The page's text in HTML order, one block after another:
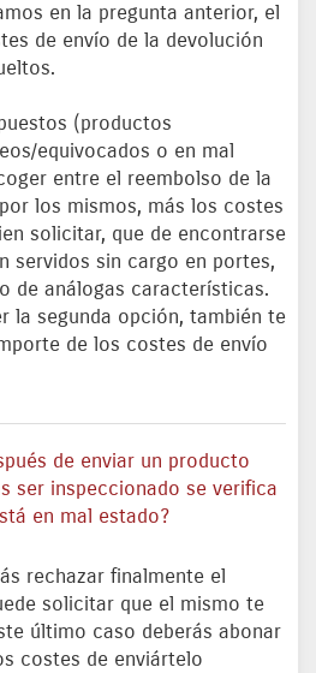
en la pregunta anterior, el
de envío de la devolución
(productos
equivocados o en mal
entre el reembolso de la
los mismos, más los costes
solicitar, que de encontrarse
servidos sin cargo en portes,
de análogas características.
la segunda opción, también te
de los costes de envío
de enviar un producto
ser inspeccionado se verifica
en mal estado?
rechazar finalmente el
solicitar que el mismo te
último caso deberás abonar
costes de enviártelo